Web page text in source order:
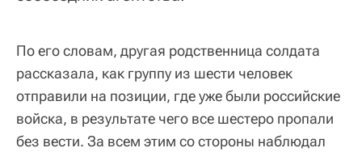
По его словам, другая родственница солдата
рассказала, как группу из шести человек
отправили на позиции, где уже были российские
войска, в результате чего все шестеро пропали
без вести. За всем этим со стороны наблюдал